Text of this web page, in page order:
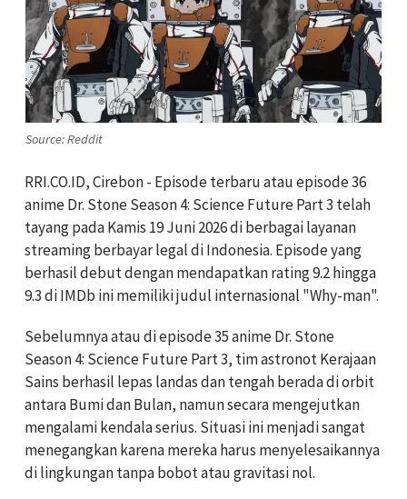
Source: Reddit
RRI.CO.ID, Cirebon - Episode terbaru atau episode 36
anime Dr. Stone Season 4: Science Future Part 3 telah
tayang pada Kamis 19 Juni 2026 di berbagai layanan
streaming berbayar legal di Indonesia. Episode yang
berhasil debut dengan mendapatkan rating 9.2 hingga
9.3 di IMDb ini memiliki judul internasional "Why-man".
Sebelumnya atau di episode 35 anime Dr. Stone
Season 4: Science Future Part 3, tim astronot Kerajaan
Sains berhasil lepas landas dan tengah berada di orbit
antara Bumi dan Bulan, namun secara mengejutkan
mengalami kendala serius. Situasi ini menjadi sangat
menegangkan karena mereka harus menyelesaikannya
di lingkungan tanpa bobot atau gravitasi nol.